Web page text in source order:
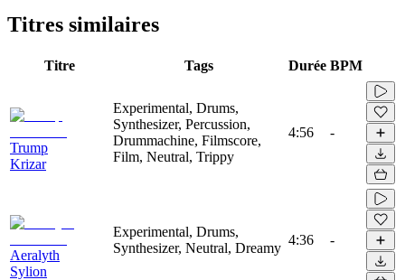
Titres similaires
Titre Tags Durée BPM
Trump
Krizar
Experimental, Drums,
Synthesizer, Percussion,
Drummachine, Filmscore,
Film, Neutral, Trippy
4:56 -
Aeralyth
Sylion
Experimental, Drums,
Synthesizer, Neutral, Dreamy
4:36 -